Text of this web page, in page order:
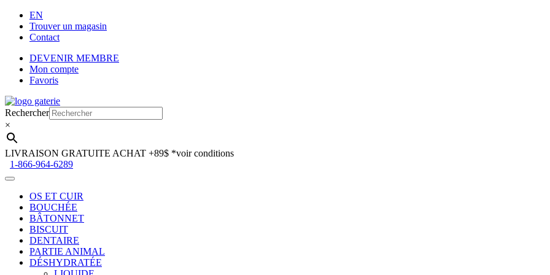
EN
Trouver un magasin
Contact
DEVENIR MEMBRE
Mon compte
Favoris
Aller
à
la
navigation
Aller
au
contenu
Rechercher
×
LIVRAISON GRATUITE ACHAT +89$ *voir conditions
1-866-964-6289
OS ET CUIR
BOUCHÉE
BÂTONNET
BISCUIT
DENTAIRE
PARTIE ANIMAL
DÉSHYDRATÉE